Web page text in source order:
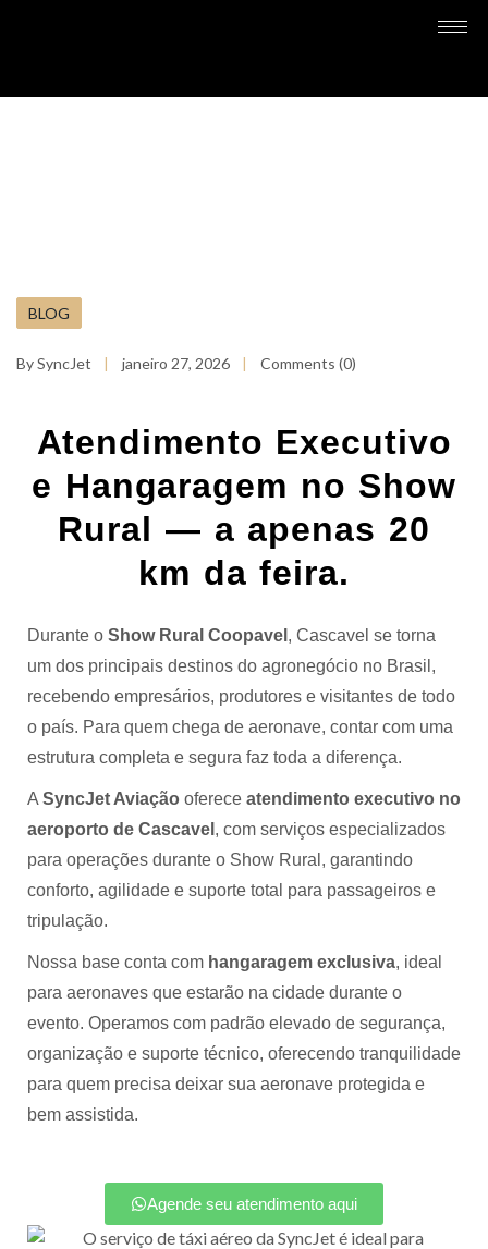
BLOG
By SyncJet janeiro 27, 2026 Comments (0)
Atendimento Executivo
e Hangaragem no Show
Rural — a apenas 20
km da feira.
Durante o Show Rural Coopavel , Cascavel se torna
um dos principais destinos do agronegócio no Brasil,
recebendo empresários, produtores e visitantes de todo
o país. Para quem chega de aeronave, contar com uma
estrutura completa e segura faz toda a diferença.
A SyncJet Aviação oferece atendimento executivo no
aeroporto de Cascavel , com serviços especializados
para operações durante o Show Rural, garantindo
conforto, agilidade e suporte total para passageiros e
tripulação.
Nossa base conta com hangaragem exclusiva, ideal
para aeronaves que estarão na cidade durante o
evento. Operamos com padrão elevado de segurança,
organização e suporte técnico, oferecendo tranquilidade
para quem precisa deixar sua aeronave protegida e
bem assistida.
Agende seu atendimento aqui